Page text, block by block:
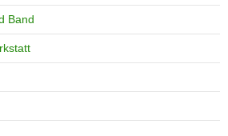
Band